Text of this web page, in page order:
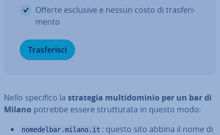
Offerte esclusive e nessun costo di tra­sfe­ri­
men­to
Tra­sfe­ri­sci
Nello specifico la strategia mul­ti­do­mi­nio per un bar di
Milano potrebbe essere strut­tu­ra­ta in questo modo:
nomedelbar.milano.it : questo sito abbina il nome di